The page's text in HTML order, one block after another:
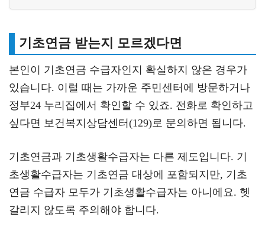
기초연금 받는지 모르겠다면
본인이 기초연금 수급자인지 확실하지 않은 경우가
있습니다. 이럴 때는 가까운 주민센터에 방문하거나
정부24 누리집에서 확인할 수 있죠. 전화로 확인하고
싶다면 보건복지상담센터(129)로 문의하면 됩니다.
기초연금과 기초생활수급자는 다른 제도입니다. 기
초생활수급자는 기초연금 대상에 포함되지만, 기초
연금 수급자 모두가 기초생활수급자는 아니에요. 헷
갈리지 않도록 주의해야 합니다.